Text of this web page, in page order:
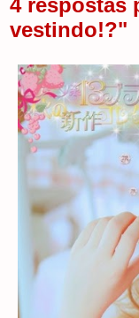
4 respostas
vestindo!?"